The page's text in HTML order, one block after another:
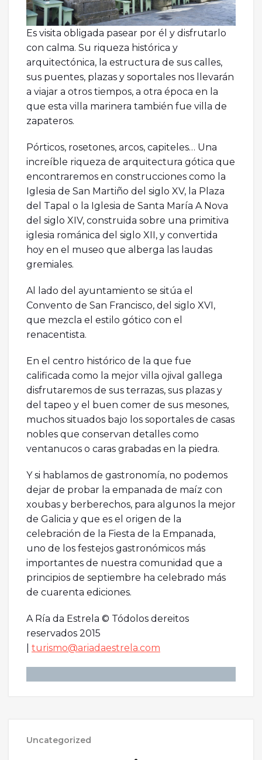
Es visita obligada pasear por él y disfrutarlo
con calma. Su riqueza histórica y
arquitectónica, la estructura de sus calles,
sus puentes, plazas y soportales nos llevarán
a viajar a otros tiempos, a otra época en la
que esta villa marinera también fue villa de
zapateros.
Pórticos, rosetones, arcos, capiteles… Una
increíble riqueza de arquitectura gótica que
encontraremos en construcciones como la
Iglesia de San Martiño del siglo XV, la Plaza
del Tapal o la Iglesia de Santa María A Nova
del siglo XIV, construida sobre una primitiva
iglesia románica del siglo XII, y convertida
hoy en el museo que alberga las laudas
gremiales.
Al lado del ayuntamiento se sitúa el
Convento de San Francisco, del siglo XVI,
que mezcla el estilo gótico con el
renacentista.
En el centro histórico de la que fue
calificada como la mejor villa ojival gallega
disfrutaremos de sus terrazas, sus plazas y
del tapeo y el buen comer de sus mesones,
muchos situados bajo los soportales de casas
nobles que conservan detalles como
ventanucos o caras grabadas en la piedra.
Y si hablamos de gastronomía, no podemos
dejar de probar la empanada de maíz con
xoubas y berberechos, para algunos la mejor
de Galicia y que es el origen de la
celebración de la Fiesta de la Empanada,
uno de los festejos gastronómicos más
importantes de nuestra comunidad que a
principios de septiembre ha celebrado más
de cuarenta ediciones.
A Ría da Estrela © Tódolos dereitos
reservados 2015
turismo@ariadaestrela.com
Uncategorized